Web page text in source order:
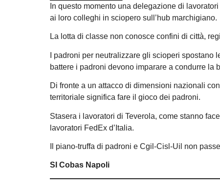
In questo momento una delegazione di
ai loro colleghi in sciopero sull’hub marchigiano.
La lotta di classe non conosce confini di città,
I padroni per neutralizzare gli scioperi
battere i padroni devono imparare a condurre
Di fronte a un attacco di dimensioni nazionali
territoriale significa fare il gioco dei padroni.
Stasera i lavoratori di Teverola, come stanno
lavoratori FedEx d’Italia.
Il piano-truffa di padroni e Cgil-Cisl-Uil non
SI Cobas Napoli